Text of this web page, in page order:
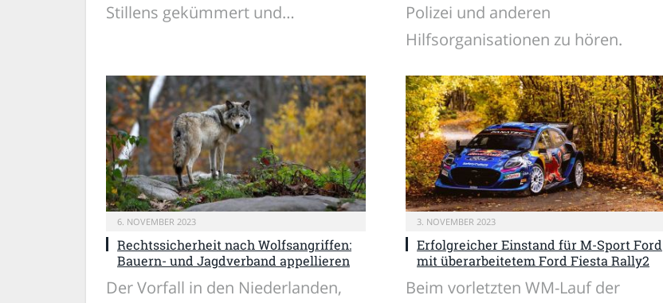
Stillens gekümmert und…
Polizei und anderen
Hilfsorganisationen zu hören.
6. NOVEMBER 2023
Rechtssicherheit nach Wolfsangriffen:
Bauern- und Jagdverband appellieren
Der Vorfall in den Niederlanden,
3. NOVEMBER 2023
Erfolgreicher Einstand für M-Sport Ford
mit überarbeitetem Ford Fiesta Rally2
Beim vorletzten WM-Lauf der